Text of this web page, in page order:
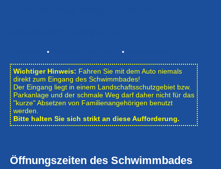
• •
Wichtiger Hinweis: Fahren Sie mit dem Auto niemals
direkt zum Eingang des Schwimmbades!
Der Eingang liegt in einem Landschafts­schutzgebiet bzw.
Park­anlage und der schmale Weg darf daher nicht für das
"kurze" Absetzen von Familienangehörigen benutzt
werden.
Bitte halten Sie sich strikt an diese Aufforderung.
Öffnungszeiten des Schwimmbades